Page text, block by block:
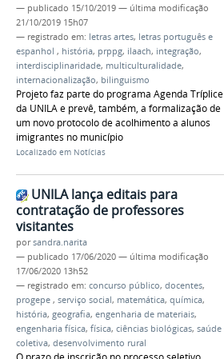
— publicado 15/10/2019 — última modificação
21/10/2019 15h07
— registrado em: letras artes, letras português e
espanhol , história, prppg, ilaach, integração,
interdisciplinaridade, multiculturalidade,
internacionalização, bilinguismo
Projeto faz parte do programa Agenda Tríplice
da UNILA e prevê, também, a formalização de
um novo protocolo de acolhimento a alunos
imigrantes no município
Localizado em Notícias
UNILA lança editais para
contratação de professores
visitantes
porsandra.narita
— publicado 17/06/2020 — última modificação
17/06/2020 13h52
— registrado em: concurso público, docentes,
progepe , serviço social, matemática, química,
história, geografia, engenharia de materiais,
engenharia física, física, ciências biológicas, saúde
coletiva, desenvolvimento rural